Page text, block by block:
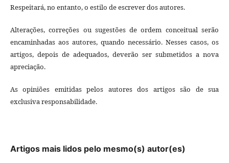
Respeitará, no entanto, o estilo de escrever dos autores.
Alterações, correções ou sugestões de ordem conceitual serão
encaminhadas aos autores, quando necessário. Nesses casos, os
artigos, depois de adequados, deverão ser submetidos a nova
apreciação.
As opiniões emitidas pelos autores dos artigos são de sua
exclusiva responsabilidade.
Artigos mais lidos pelo mesmo(s) autor(es)